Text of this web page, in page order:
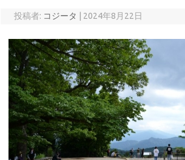
投稿者: コジータ 2024年8月22日